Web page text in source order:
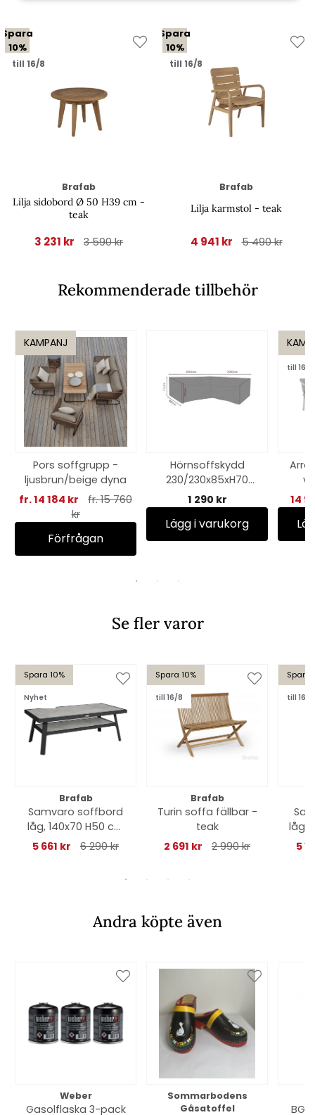
Spara
10%
till 16/8
Brafab
Lilja sidobord Ø 50 H39 cm -
teak
3 231 kr 3 590 kr
Spara
10%
till 16/8
Brafab
Lilja karmstol - teak
4 941 kr 5 490 kr
Rekommenderade tillbehör
KAMPANJ
Pors soffgrupp -
ljusbrun/beige dyna
fr. 14 184 kr
fr. 15 760
kr
Förfrågan
Hörnsoffskydd
230/230x85xH70
cm, andas - svart
1 290 kr
Lägg i varukorg
till 16/8
14
Se fler varor
Spara 10%
Nyhet
Brafab
Samvaro soffbord
låg, 140x70 H50 cm
- antracit/glas
5 661 kr 6 290 kr
Spara 10%
till 16/8
Brafab
Turin soffa fällbar -
teak
2 691 kr
2 990 kr
Spara
till 16/8
låg
5
Andra köpte även
Weber
Gasolflaska 3-pack
Sommarbodens
Gåsatoffel